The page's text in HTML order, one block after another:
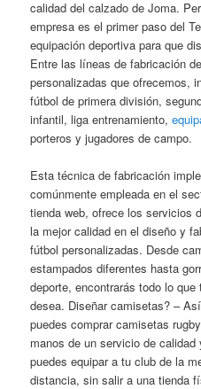
calidad del calzado de Joma.
empresa es el primer paso del
equipación deportiva para que
Entre las líneas de fabricación
personalizadas que ofrecemos,
fútbol de primera división,
infantil, liga entrenamiento,
porteros y jugadores de campo.
Esta técnica de fabricación
comúnmente empleada en el
tienda web, ofrece los servicios
la mejor calidad en el diseño y
fútbol personalizadas. Desde
estampados diferentes hasta
deporte, encontrarás todo lo
desea. Diseñar camisetas? –
puedes comprar camisetas
manos de un servicio de
puedes equipar a tu club de la
distancia, sin salir a una tienda